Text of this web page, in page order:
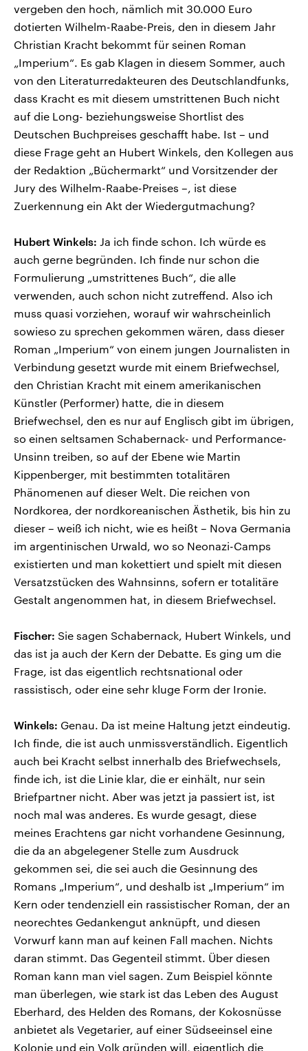
vergeben den hoch, nämlich mit 30.000 Euro
dotierten Wilhelm-Raabe-Preis, den in diesem Jahr
Christian Kracht bekommt für seinen Roman
„Imperium“. Es gab Klagen in diesem Sommer, auch
von den Literaturredakteuren des Deutschlandfunks,
dass Kracht es mit diesem umstrittenen Buch nicht
auf die Long- beziehungsweise Shortlist des
Deutschen Buchpreises geschafft habe. Ist – und
diese Frage geht an Hubert Winkels, den Kollegen aus
der Redaktion „Büchermarkt“ und Vorsitzender der
Jury des Wilhelm-Raabe-Preises –, ist diese
Zuerkennung ein Akt der Wiedergutmachung?
Hubert Winkels: Ja ich finde schon. Ich würde es
auch gerne begründen. Ich finde nur schon die
Formulierung „umstrittenes Buch“, die alle
verwenden, auch schon nicht zutreffend. Also ich
muss quasi vorziehen, worauf wir wahrscheinlich
sowieso zu sprechen gekommen wären, dass dieser
Roman „Imperium“ von einem jungen Journalisten in
Verbindung gesetzt wurde mit einem Briefwechsel,
den Christian Kracht mit einem amerikanischen
Künstler (Performer) hatte, die in diesem
Briefwechsel, den es nur auf Englisch gibt im übrigen,
so einen seltsamen Schabernack- und Performance-
Unsinn treiben, so auf der Ebene wie Martin
Kippenberger, mit bestimmten totalitären
Phänomenen auf dieser Welt. Die reichen von
Nordkorea, der nordkoreanischen Ästhetik, bis hin zu
dieser – weiß ich nicht, wie es heißt – Nova Germania
im argentinischen Urwald, wo so Neonazi-Camps
existierten und man kokettiert und spielt mit diesen
Versatzstücken des Wahnsinns, sofern er totalitäre
Gestalt angenommen hat, in diesem Briefwechsel.
Fischer: Sie sagen Schabernack, Hubert Winkels, und
das ist ja auch der Kern der Debatte. Es ging um die
Frage, ist das eigentlich rechtsnational oder
rassistisch, oder eine sehr kluge Form der Ironie.
Winkels: Genau. Da ist meine Haltung jetzt eindeutig.
Ich finde, die ist auch unmissverständlich. Eigentlich
auch bei Kracht selbst innerhalb des Briefwechsels,
finde ich, ist die Linie klar, die er einhält, nur sein
Briefpartner nicht. Aber was jetzt ja passiert ist, ist
noch mal was anderes. Es wurde gesagt, diese
meines Erachtens gar nicht vorhandene Gesinnung,
die da an abgelegener Stelle zum Ausdruck
gekommen sei, die sei auch die Gesinnung des
Romans „Imperium“, und deshalb ist „Imperium“ im
Kern oder tendenziell ein rassistischer Roman, der an
neorechtes Gedankengut anknüpft, und diesen
Vorwurf kann man auf keinen Fall machen. Nichts
daran stimmt. Das Gegenteil stimmt. Über diesen
Roman kann man viel sagen. Zum Beispiel könnte
man überlegen, wie stark ist das Leben des August
Eberhard, des Helden des Romans, der Kokosnüsse
anbietet als Vegetarier, auf einer Südseeinsel eine
Kolonie und ein Volk gründen will, eigentlich die